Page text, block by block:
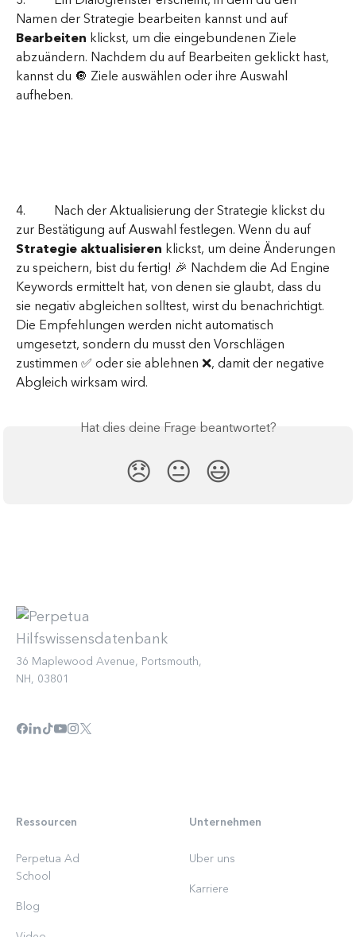
Namen der Strategie bearbeiten kannst und auf
Bearbeiten klickst, um die eingebundenen Ziele
abzuändern. Nachdem du auf Bearbeiten geklickt hast,
kannst du 🔘 Ziele auswählen oder ihre Auswahl
aufheben.
4.         Nach der Aktualisierung der Strategie klickst du
zur Bestätigung auf Auswahl festlegen. Wenn du auf
Strategie aktualisieren klickst, um deine Änderungen
zu speichern, bist du fertig! 🎉 Nachdem die Ad Engine
Keywords ermittelt hat, von denen sie glaubt, dass du
sie negativ abgleichen solltest, wirst du benachrichtigt.
Die Empfehlungen werden nicht automatisch
umgesetzt, sondern du musst den Vorschlägen
zustimmen ✅ oder sie ablehnen ❌, damit der negative
Abgleich wirksam wird.
Hat dies deine Frage beantwortet?
😞 😐 😃
36 Maplewood Avenue, Portsmouth,
NH, 03801
Ressourcen
Perpetua Ad
School
Blog
Unternehmen
Uber uns
Karriere